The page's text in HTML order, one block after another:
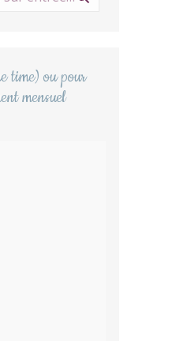
time) ou pour
mensuel